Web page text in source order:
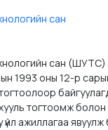
сан
сан
1993 оны 12-р
тогтоомж
ажиллагаа явуулж